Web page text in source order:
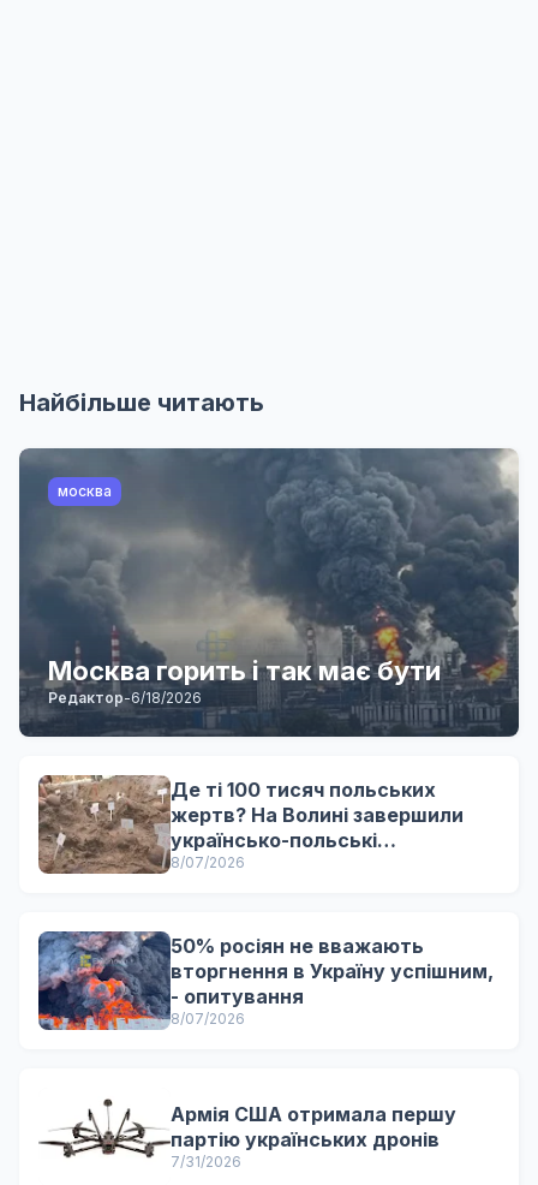
Найбільше читають
москва
Москва горить і так має бути
Редактор-6/18/2026
Де ті 100 тисяч польських
жертв? На Волині завершили
українсько-польські
ексгумаційні роботи
8/07/2026
50% росіян не вважають
вторгнення в Україну успішним,
- опитування
8/07/2026
Армія США отримала першу
партію українських дронів
7/31/2026